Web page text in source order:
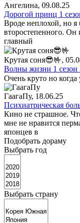
Ангелина, 09.08.25
Дорогой принц 1
Вроде неплохой, но я
второстепенного. Он
главный
Крутая соня😎🤟,
Волны жизни 1 сезон
Очень круто но когда
ГаагаПу, 18.06.25
Психиатрическая
Кино не страшное.
мне не нравится
японцев в
Подобрать дораму
Выбрать год
Выбрать страну